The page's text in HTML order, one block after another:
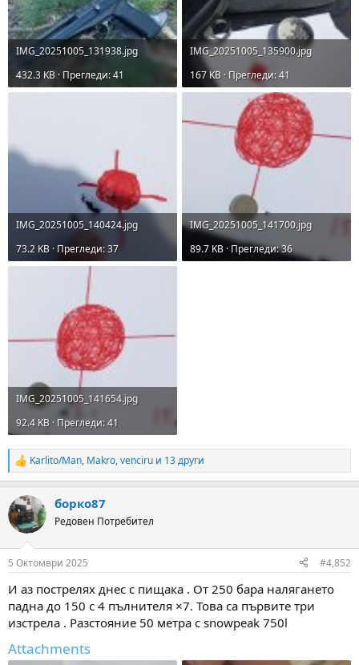
IMG_20251005_131938.jpg
432.3 KB · Прегледи: 41
IMG_20251005_135900.jpg
167 KB · Прегледи: 41
IMG_20251005_140424.jpg
73.2 KB · Прегледи: 37
IMG_20251005_141700.jpg
89.7 KB · Прегледи: 36
IMG_20251005_141654.jpg
92.4 KB · Прегледи: 41
R
e
c
t
i
s
Karlito/Man, Makro,venciru и 13 други
борко87
Редовен Потребител
5 Октомври 2025 #4,852
И аз пострелях днес с пищака . От 250 бара налягането
падна до 150 с 4 пълнителя ×7. Това са първите три
изстрела . Разстояние 50 метра с snowpeak 750l
Attachments